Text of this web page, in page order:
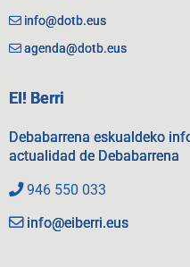
info@dotb.eus
agenda@dotb.eus
EI! Berri
Debabarrena eskualdeko
actualidad de Debabarrena
946 550 033
info@eiberri.eus